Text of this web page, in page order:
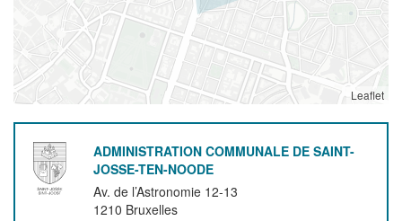
Leaflet
ADMINISTRATION COMMUNALE DE SAINT-
JOSSE-TEN-NOODE
Av. de l’Astronomie 12-13
1210 Bruxelles